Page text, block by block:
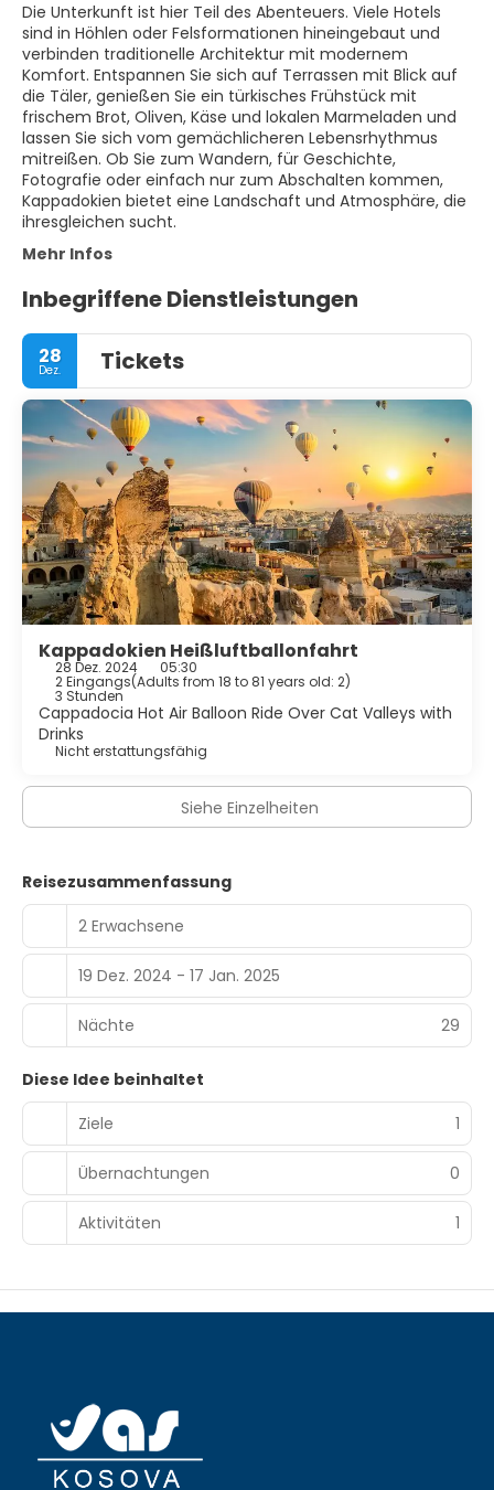
Die Unterkunft ist hier Teil des Abenteuers. Viele Hotels
sind in Höhlen oder Felsformationen hineingebaut und
verbinden traditionelle Architektur mit modernem
Komfort. Entspannen Sie sich auf Terrassen mit Blick auf
die Täler, genießen Sie ein türkisches Frühstück mit
frischem Brot, Oliven, Käse und lokalen Marmeladen und
lassen Sie sich vom gemächlicheren Lebensrhythmus
mitreißen. Ob Sie zum Wandern, für Geschichte,
Fotografie oder einfach nur zum Abschalten kommen,
Kappadokien bietet eine Landschaft und Atmosphäre, die
ihresgleichen sucht.
Mehr Infos
Inbegriffene Dienstleistungen
28
Dez. Tickets
Kappadokien Heißluftballonfahrt
28 Dez. 2024 05:30
2 Eingangs(Adults from 18 to 81 years old: 2)
3 Stunden
Cappadocia Hot Air Balloon Ride Over Cat Valleys with
Drinks
Nicht erstattungsfähig
Siehe Einzelheiten
Reisezusammenfassung
2 Erwachsene
19 Dez. 2024 - 17 Jan. 2025
Nächte 29
Diese Idee beinhaltet
Ziele
1
Übernachtungen 0
Aktivitäten 1